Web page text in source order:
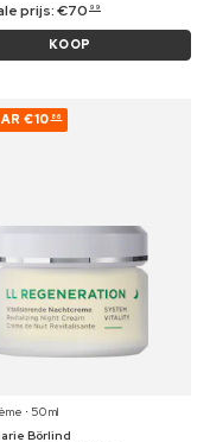
prijs:€70 99
KOOP
€10 86
⋅ 50 ml
Börlind